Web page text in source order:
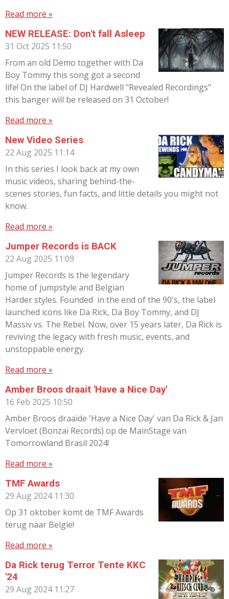
Read more »
NEW RELEASE: Don't fall Asleep
31 Oct 2025 11:50
From an old Demo together with Da
Boy Tommy this song got a second
life! On the label of DJ Hardwell "Revealed Recordings"
this banger will be released on 31 October!
Read more »
New Video Series
22 Aug 2025 11:14
In this series I look back at my own
music videos, sharing behind-the-
scenes stories, fun facts, and little details you might not
know.
Read more »
Jumper Records is BACK
22 Aug 2025 11:09
Jumper Records is the legendary
home of jumpstyle and Belgian
Harder styles. Founded in the end of the 90's, the label
launched icons like Da Rick, Da Boy Tommy, and DJ
Massiv vs. The Rebel. Now, over 15 years later, Da Rick is
reviving the legacy with fresh music, events, and
unstoppable energy.
Read more »
Amber Broos draait 'Have a Nice Day'
16 Feb 2025 10:50
Amber Broos draaide 'Have a Nice Day' van Da Rick & Jan
Vervloet (Bonzai Records) op de MainStage van
Tomorrowland Brasil 2024!
Read more »
TMF Awards
29 Aug 2024 11:30
Op 31 oktober komt de TMF Awards
terug naar Belgie!
Read more »
Da Rick terug Terror Tente KKC
'24
29 Aug 2024 11:27